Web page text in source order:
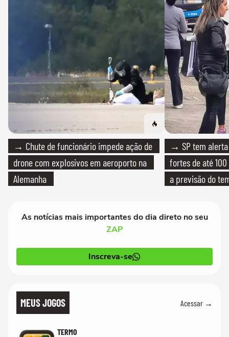
→ Chute de funcionário impede ação de
drone com explosivos em aeroporto na
Alemanha
→ SP tem
fortes de até
a previsão do
As notícias mais importantes do dia direto no seu
ZAP
Inscreva-se
MEUS JOGOS Acessar →
TERMO